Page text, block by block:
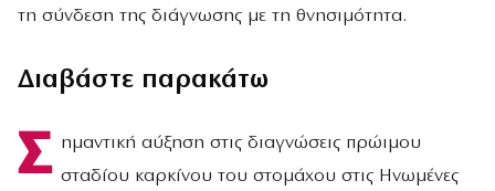
τη σύνδεση της διάγνωσης με τη θνησιμότητα.
Διαβάστε παρακάτω
Σ ημαντική αύξηση στις διαγνώσεις πρώιμου
σταδίου καρκίνου του στομάχου στις Ηνωμένες